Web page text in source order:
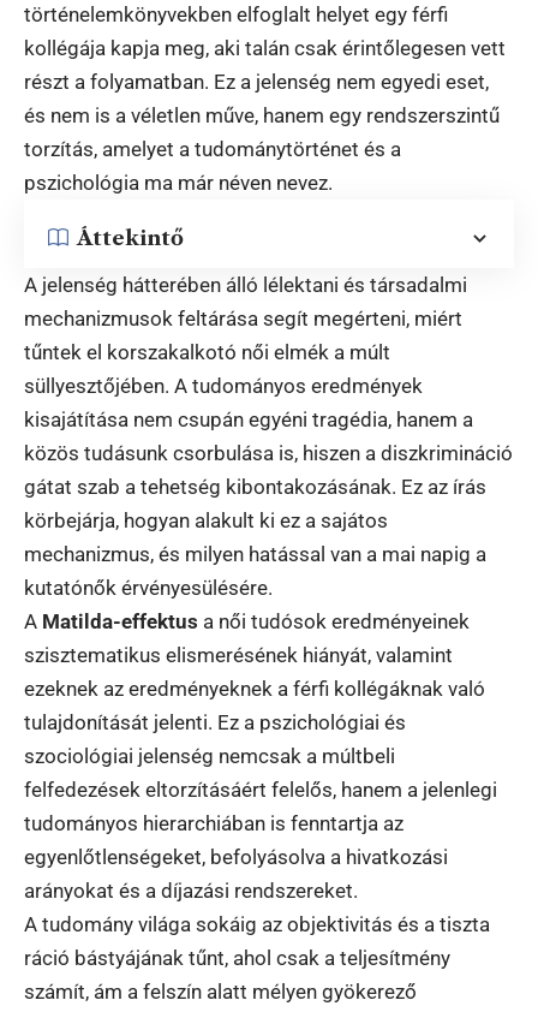
történelemkönyvekben elfoglalt helyet egy férfi
kollégája kapja meg, aki talán csak érintőlegesen vett
részt a folyamatban. Ez a jelenség nem egyedi eset,
és nem is a véletlen műve, hanem egy rendszerszintű
torzítás, amelyet a tudománytörténet és a
pszichológia ma már néven nevez.
Áttekintő
A jelenség hátterében álló lélektani és társadalmi
mechanizmusok feltárása segít megérteni, miért
tűntek el korszakalkotó női elmék a múlt
süllyesztőjében. A tudományos eredmények
kisajátítása nem csupán egyéni tragédia, hanem a
közös tudásunk csorbulása is, hiszen a diszkrimináció
gátat szab a tehetség kibontakozásának. Ez az írás
körbejárja, hogyan alakult ki ez a sajátos
mechanizmus, és milyen hatással van a mai napig a
kutatónők érvényesülésére.
A Matilda-effektus a női tudósok eredményeinek
szisztematikus elismerésének hiányát, valamint
ezeknek az eredményeknek a férfi kollégáknak való
tulajdonítását jelenti. Ez a pszichológiai és
szociológiai jelenség nemcsak a múltbeli
felfedezések eltorzításáért felelős, hanem a jelenlegi
tudományos hierarchiában is fenntartja az
egyenlőtlenségeket, befolyásolva a hivatkozási
arányokat és a díjazási rendszereket.
A tudomány világa sokáig az objektivitás és a tiszta
ráció bástyájának tűnt, ahol csak a teljesítmény
számít, ám a felszín alatt mélyen gyökerező